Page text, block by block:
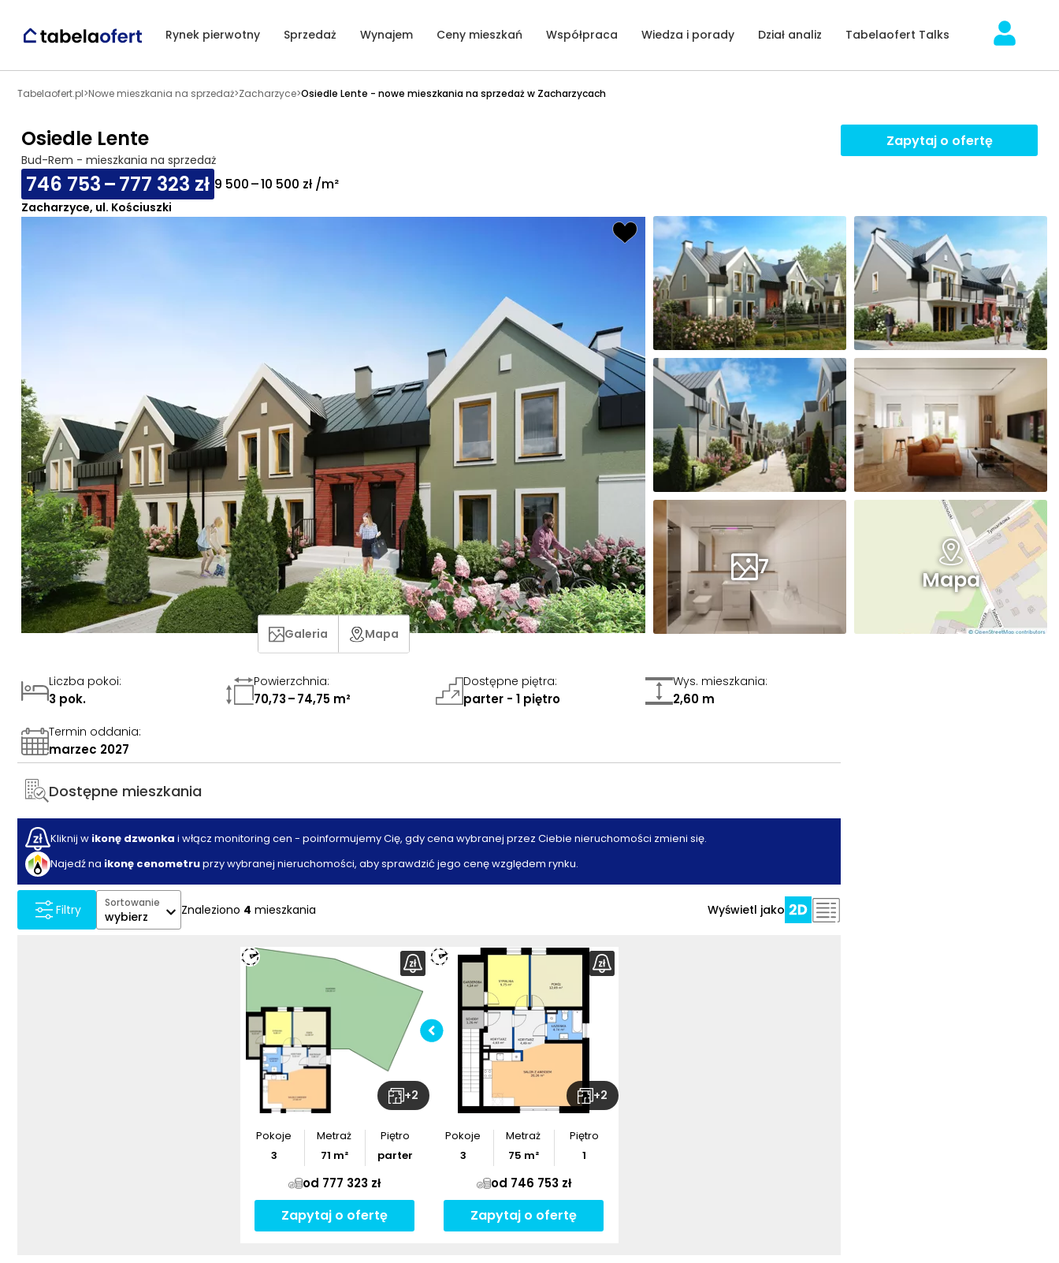
Rynek pierwotny Sprzedaż Wynajem Ceny mieszkań Współpraca Wiedza i porady Dział analiz Tabelaofert Talks
Tabelaofert.pl>Nowe mieszkania na sprzedaż>Zacharzyce>Osiedle Lente - nowe mieszkania na sprzedaż w Zacharzycach
Osiedle Lente
Bud-Rem - mieszkania na sprzedaż
Zapytaj o ofertę
746 753 – 777 323 zł 9 500 – 10 500 zł /m²
Zacharzyce, ul. Kościuszki
7 Mapa
Galeria Mapa
Liczba pokoi:
3 pok.
Powierzchnia:
70,73 – 74,75 m²
Dostępne piętra:
parter - 1 piętro
Wys. mieszkania:
2,60 m
Termin oddania:
marzec 2027
Dostępne mieszkania
Kliknij w ikonę dzwonka i włącz monitoring cen - poinformujemy Cię, gdy cena wybranej przez Ciebie nieruchomości zmieni się.
Najedź na ikonę cenometruprzy wybranej nieruchomości, aby sprawdzić jego cenę względem rynku.
Filtry Sortowanie
wybierz Znaleziono 4 mieszkania Wyświetl jako
+2
Pokoje
3
Metraż
71 m²
Piętro
parter
od 777 323 zł
Zapytaj o ofertę
+2
Pokoje
3
Metraż
75 m²
Piętro
1
od 746 753 zł
Zapytaj o ofertę